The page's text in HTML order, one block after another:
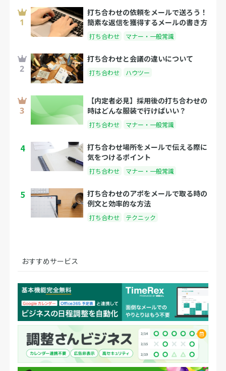
打ち合わせの依頼をメールで送ろう！
簡素な返信を獲得するメールの書き方
打ち合わせ マナー・一般常識
打ち合わせと会議の違いについて
打ち合わせ ハウツー
【内定者必見】採用後の打ち合わせの
時はどんな服装で行けばいい？
打ち合わせ マナー・一般常識
4
打ち合わせ場所をメールで伝える際に
気をつけるポイント
打ち合わせ マナー・一般常識
5
打ち合わせのアポをメールで取る時の
例文と効率的な方法
打ち合わせ テクニック
おすすめサービス